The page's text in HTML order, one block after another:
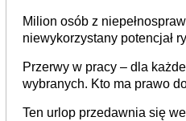
Milion osób z
niewykorzystany potencjał
dofinansowań czy
stronie systemu i
pracodawców [WYWIAD]
Przerwy w pracy – dla
wybranych. Kto ma prawo
Ten urlop przedawnia się